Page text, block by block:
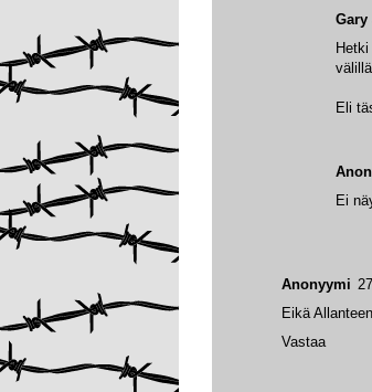
Anonyymi
Eikä
Vastaa
Gary
Eli
Ei